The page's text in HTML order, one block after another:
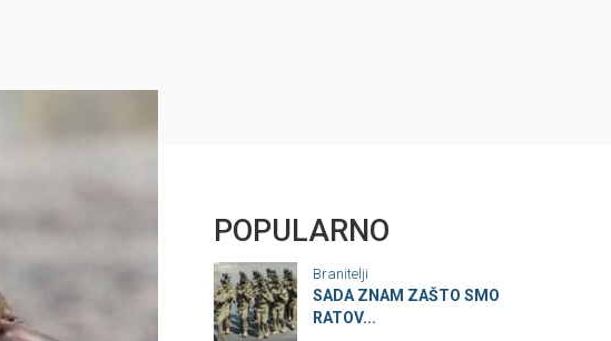
POPULARNO
Branitelji
SADA ZNAM ZAŠTO SMO
RATOV...